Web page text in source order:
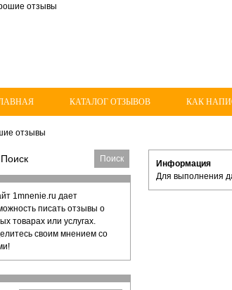
КАТАЛОГ ОТЗЫВОВ КАК
отзывы
1mnenie.ru дает
писать отзывы о
товарах или услугах.
своим мнением со
Информация
Для выполнения